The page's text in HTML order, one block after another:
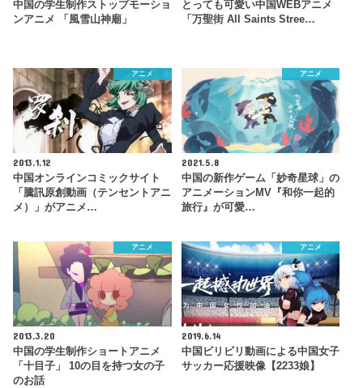
中国の学生制作ストップモーショ
ンアニメ 「風雪山神廟」
とっても可愛い中国WEBアニメ
「万聖街 All Saints Stree…
アニメ
2013.1.12
中国オンラインコミックサイト
「騰訊原創動画（テンセントアニ
メ）」がアニメ…
アニメ
2021.5.8
中国の新作ゲーム「妙奇星球」の
アニメーションMV『和你一起的
旅行』が可愛…
アニメ
2013.3.20
中国の学生制作ショートアニメ
「十目子」 10の目を持つ女の子
のお話
アニメ
2019.6.14
中国ビリビリ動画による中国女子
サッカー応援映像【2233娘】